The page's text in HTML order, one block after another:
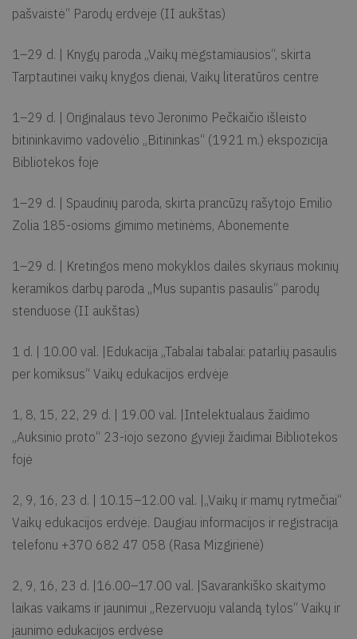
pašvaistė“ Parodų erdvėje (II aukštas)
1–29 d. | Knygų paroda „Vaikų mėgstamiausios“, skirta
Tarptautinei vaikų knygos dienai, Vaikų literatūros centre
1–29 d. | Originalaus tėvo Jeronimo Pečkaičio išleisto
bitininkavimo vadovėlio „Bitininkas“ (1921 m.) ekspozicija
Bibliotekos foje
1–29 d. | Spaudinių paroda, skirta prancūzų rašytojo Emilio
Zolia 185-osioms gimimo metinėms, Abonemente
1–29 d. | Kretingos meno mokyklos dailės skyriaus mokinių
keramikos darbų paroda „Mus supantis pasaulis“ parodų
stenduose (II aukštas)
1 d. | 10.00 val. |Edukacija „Tabalai tabalai: patarlių pasaulis
per komiksus“ Vaikų edukacijos erdvėje
1, 8, 15, 22, 29 d. | 19.00 val. |Intelektualaus žaidimo
„Auksinio proto“ 23-iojo sezono gyvieji žaidimai Bibliotekos
fojė
2, 9, 16, 23 d. | 10.15–12.00 val. |„Vaikų ir mamų rytmečiai“
Vaikų edukacijos erdvėje. Daugiau informacijos ir registracija
telefonu +370 682 47 058 (Rasa Mizgirienė)
2, 9, 16, 23 d. |16.00–17.00 val. |Savarankiško skaitymo
laikas vaikams ir jaunimui „Rezervuoju valandą tylos“ Vaikų ir
jaunimo edukacijos erdvėse